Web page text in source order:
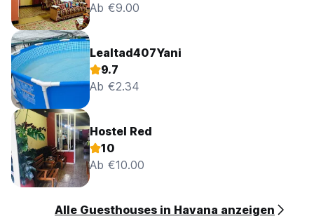
Ab €9.00
Lealtad407Yani
9.7
Ab €2.34
Hostel Red
10
Ab €10.00
Alle Guesthouses in Havana anzeigen